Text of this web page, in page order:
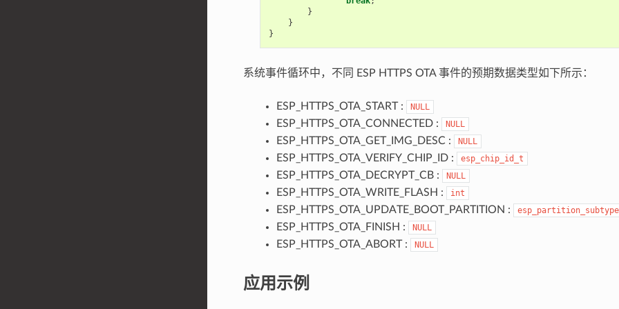
}
}
}
系统事件循环中，不同 ESP HTTPS OTA 事件的预期数据类型如下所示：
ESP_HTTPS_OTA_START : NULL
ESP_HTTPS_OTA_CONNECTED : NULL
ESP_HTTPS_OTA_GET_IMG_DESC : NULL
ESP_HTTPS_OTA_VERIFY_CHIP_ID : esp_chip_id_t
ESP_HTTPS_OTA_DECRYPT_CB : NULL
ESP_HTTPS_OTA_WRITE_FLASH : int
ESP_HTTPS_OTA_UPDATE_BOOT_PARTITION :
ESP_HTTPS_OTA_FINISH : NULL
ESP_HTTPS_OTA_ABORT : NULL
应用示例